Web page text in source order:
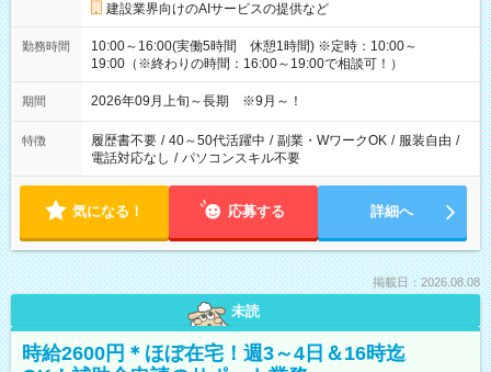
建設業界向けのAIサービスの提供など
勤務時間
10:00～16:00(実働5時間 休憩1時間) ※定時：10:00～
19:00（※終わりの時間：16:00～19:00で相談可！）
期間 2026年09月上旬～長期 ※9月～！
特徴 履歴書不要 / 40～50代活躍中 / 副業・WワークOK / 服装自由 /
電話対応なし / パソコンスキル不要
気になる！ 応募する 詳細へ
掲載日：2026.08.08
未読
時給2600円＊ほぼ在宅！週3～4日＆16時迄